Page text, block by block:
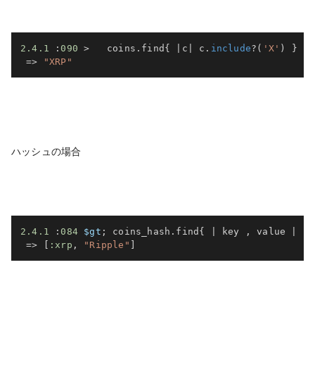
2.4 .1 :090 >
   coins
. find { c c . include? ( 'X' )
}
=>
"XRP"
ハッシュの場合
2.4 .1 :084 $gt ; coins_hash . find { key , value
=>
:xrp , "Ripple"